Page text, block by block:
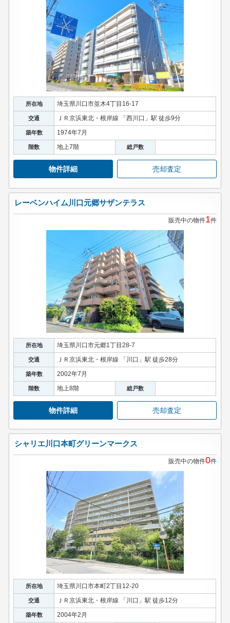
所在地 埼玉県川口市並木4丁目16-17
交通 ＪＲ京浜東北・根岸線 「西川口」駅 徒歩9分
築年数 1974年7月
階数 地上7階 総戸数
物件詳細 売却査定
レーベンハイム川口元郷サザンテラス
販売中の物件1件
所在地 埼玉県川口市元郷1丁目28-7
交通 ＪＲ京浜東北・根岸線 「川口」駅 徒歩28分
築年数 2002年7月
階数 地上8階 総戸数
物件詳細 売却査定
シャリエ川口本町グリーンマークス
販売中の物件0件
所在地 埼玉県川口市本町2丁目12-20
交通 ＪＲ京浜東北・根岸線 「川口」駅 徒歩12分
築年数 2004年2月